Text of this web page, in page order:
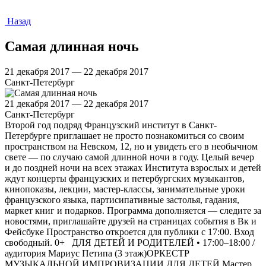
Назад
Самая длинная ночь
21 декабря 2017 — 22 декабря 2017
Санкт-Петербург
21 декабря 2017 — 22 декабря 2017
Санкт-Петербург
Второй год подряд Французский институт в Санкт-
Петербурге приглашает не просто познакомиться со своим
пространством на Невском, 12, но и увидеть его в необычном
свете — по случаю самой длинной ночи в году. Целый вечер
и до поздней ночи на всех этажах Института взрослых и детей
ждут концерты французских и петербургских музыкантов,
кинопоказы, лекции, мастер-классы, занимательные уроки
французского языка, партисипативные застолья, гадания,
маркет книг и подарков. Программа дополняется — следите за
новостями, приглашайте друзей на страницах события в Вк и
Фейсбуке Пространство откроется для публики с 17:00. Вход
свободный. 0+ ДЛЯ ДЕТЕЙ И РОДИТЕЛЕЙ • 17:00–18:00 /
аудитория Мариус Петипа (3 этаж)ОРКЕСТР
МУЗЫКАЛЬНОЙ ИМПРОВИЗАЦИИ ДЛЯ ДЕТЕЙ Мастер